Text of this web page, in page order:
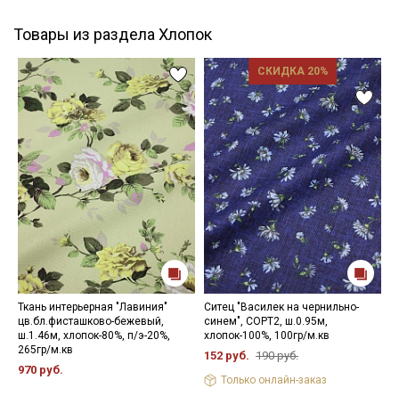
Товары из раздела Хлопок
Ткань интерьерная "Лавиния"
цв.бл.фисташково-бежевый,
ш.1.46м, хлопок-80%, п/э-20%,
265гр/м.кв
970 руб.
СКИДКА 20%
Ситец "Василек на чернильно-
синем", СОРТ2, ш.0.95м,
хлопок-100%, 100гр/м.кв
152 руб. 190 руб.
Только онлайн-заказ